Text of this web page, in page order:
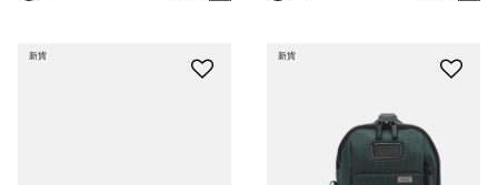
新貨 新貨